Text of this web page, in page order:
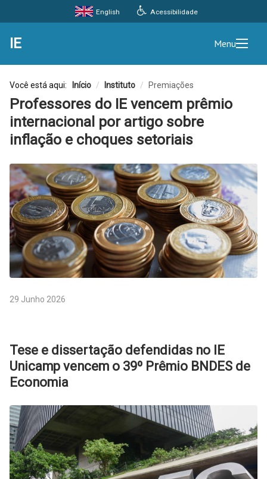
Acessibilidade
English
IE Menu
Você está aqui: Início / Instituto / Premiações
Professores do IE vencem prêmio
internacional por artigo sobre
inflação e choques setoriais
29 Junho 2026
Tese e dissertação defendidas no IE
Unicamp vencem o 39º Prêmio BNDES de
Economia